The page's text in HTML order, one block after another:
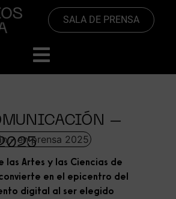
SALA DE PRENSA
–
las Artes y las Ciencias de
en el epicentro del
digital al ser elegido